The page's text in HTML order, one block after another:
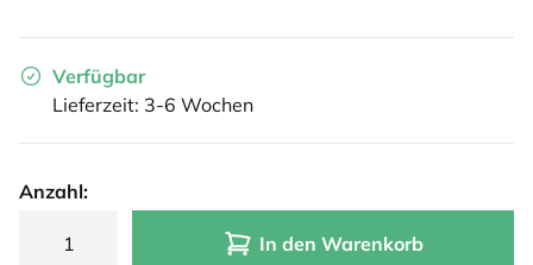
Verfügbar
Lieferzeit: 3-6 Wochen
Anzahl:
In den Warenkorb